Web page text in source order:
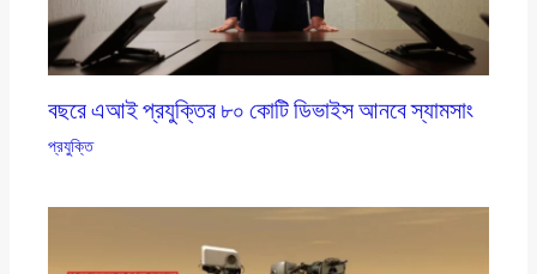
বছরে এআই প্রযুক্তির ৮০ কোটি ডিভাইস আনবে স্যামসাং
প্রযুক্তি